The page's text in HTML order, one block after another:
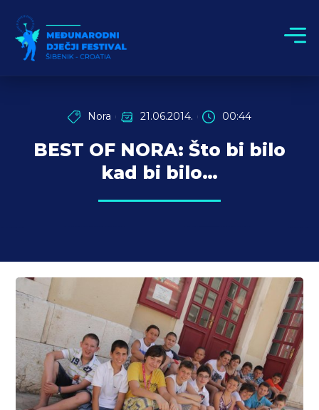
Nora 21.06.2014. 00:44
BEST OF NORA: Što bi bilo
kad bi bilo…